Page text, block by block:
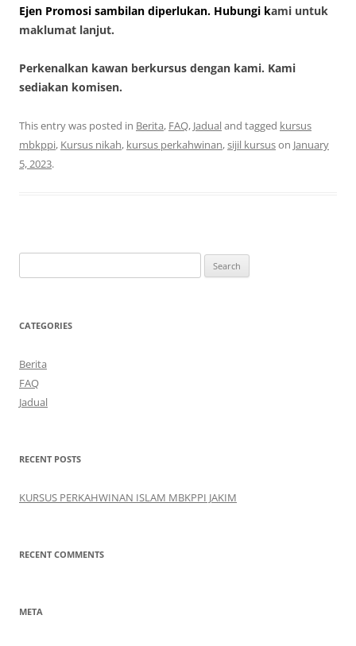
Ejen Promosi sambilan diperlukan. Hubungi kami untuk
maklumat lanjut.
Perkenalkan kawan berkursus dengan kami. Kami
sediakan komisen.
This entry was posted in Berita, FAQ, Jadualand tagged kursus
mbkppi, Kursus nikah, kursus perkahwinan,sijil kursuson January
5, 2023.
for:
CATEGORIES
Berita
FAQ
Jadual
RECENT POSTS
KURSUS PERKAHWINAN ISLAM MBKPPI JAKIM
RECENT COMMENTS
META